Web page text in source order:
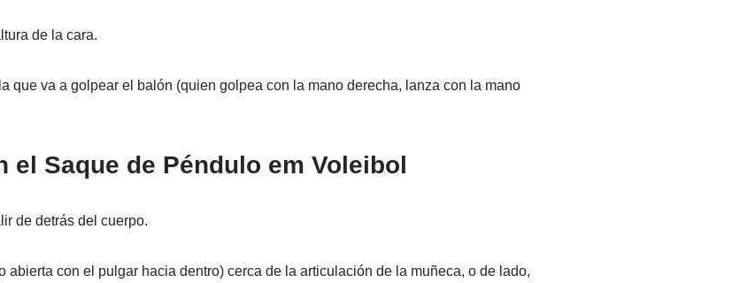
de la cara.
que va a golpear el balón (quien golpea con la mano derecha, lanza con la mano
el Saque de Péndulo em Voleibol
de detrás del cuerpo.
abierta con el pulgar hacia dentro) cerca de la articulación de la muñeca, o de lado,